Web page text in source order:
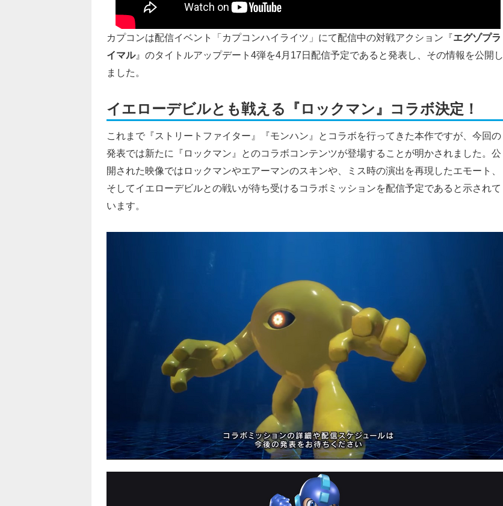
カプコンは配信イベント「カプコンハイライツ」にて配信中の対戦アクション『エグゾプラ
イマル』のタイトルアップデート4弾を4月17日配信予定であると発表し、その情報を公開し
ました。
イエローデビルとも戦える『ロックマン』コラボ決定！
これまで『ストリートファイター』『モンハン』とコラボを行ってきた本作ですが、今回の
発表では新たに『ロックマン』とのコラボコンテンツが登場することが明かされました。公
開された映像ではロックマンやエアーマンのスキンや、ミス時の演出を再現したエモート、
そしてイエローデビルとの戦いが待ち受けるコラボミッションを配信予定であると示されて
います。